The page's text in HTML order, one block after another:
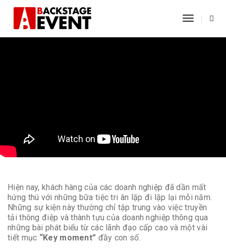
Toggle
Hiện nay, khách hàng của các doanh nghiệp đã dần mất
hứng thú với những bữa tiệc tri ân lặp đi lặp lại mỗi năm.
Những sự kiện này thường chỉ tập trung vào việc truyền
tải thông điệp và thành tựu của doanh nghiệp thông qua
những bài phát biểu từ các lãnh đạo cấp cao và một vài
tiết mục “Key moment” đầy con số.